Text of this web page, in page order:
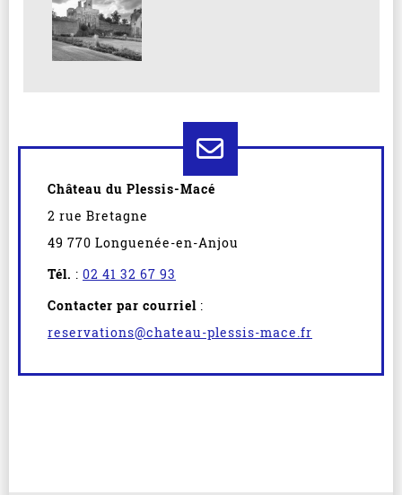
Château du Plessis-Macé
2 rue Bretagne
49 770 Longuenée-en-Anjou
Tél. : 02 41 32 67 93
Contacter par courriel :
reservations@chateau-plessis-mace.fr